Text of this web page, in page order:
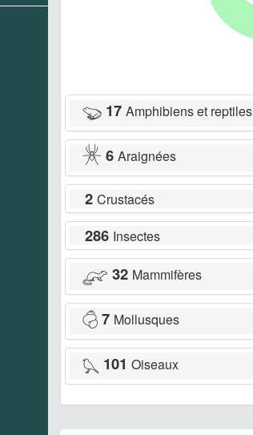
17 Amphibiens et reptiles
6 Araignées
2 Crustacés
286 Insectes
32 Mammifères
7 Mollusques
101 Oiseaux